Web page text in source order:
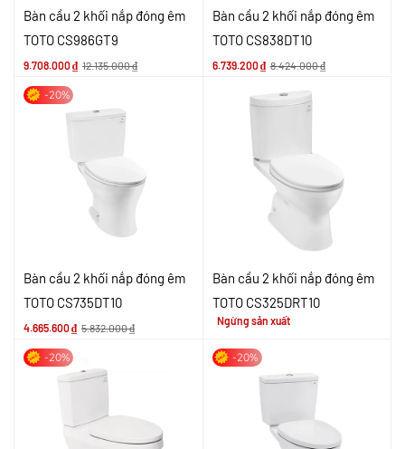
Bàn cầu 2 khối nắp đóng êm
TOTO CS986GT9
9.708.000₫ 12.135.000₫
Bàn cầu 2 khối nắp đóng êm
TOTO CS838DT10
6.739.200₫ 8.424.000₫
-20%
Bàn cầu 2 khối nắp đóng êm
TOTO CS735DT10
4.665.600₫ 5.832.000₫
Bàn cầu 2 khối nắp đóng êm
TOTO CS325DRT10
Ngừng sản xuất
-20% -20%